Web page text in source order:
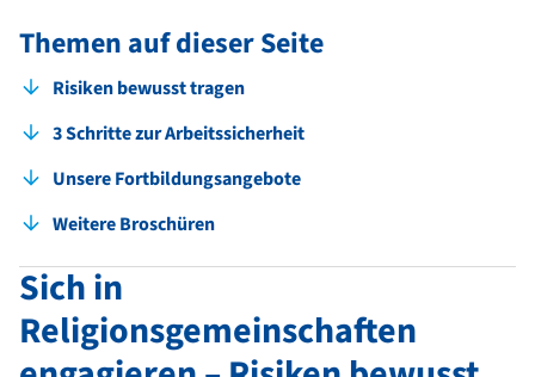
Themen auf dieser Seite
Risiken bewusst tragen
3 Schritte zur Arbeitssicherheit
Unsere Fortbildungsangebote
Weitere Broschüren
Sich in
Religionsgemeinschaften